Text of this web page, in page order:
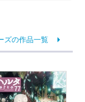
ズの作品一覧